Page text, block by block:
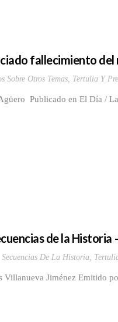
fallecimiento del
Sobre Otros Temas, Tertulia Y
Publicado en El Día /
de la Historia
Secuencias De La Historia,
Villanueva Jiménez Emitido